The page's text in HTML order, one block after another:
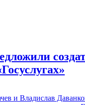
и Владислав